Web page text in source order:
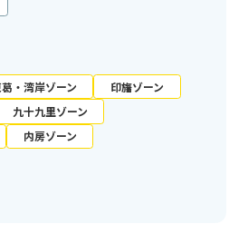
・湾岸ゾーン
印旛ゾーン
九十九里ゾーン
内房ゾーン